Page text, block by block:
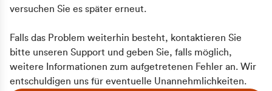
versuchen Sie es später erneut.
Falls das Problem weiterhin besteht, kontaktieren Sie
bitte unseren Support und geben Sie, falls möglich,
weitere Informationen zum aufgetretenen Fehler an. Wir
entschuldigen uns für eventuelle Unannehmlichkeiten.